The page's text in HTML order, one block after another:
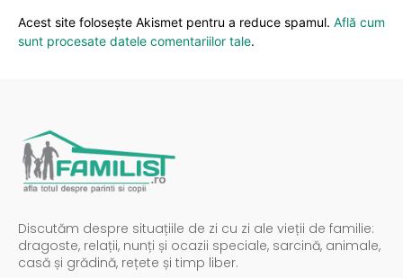
Acest site folosește Akismet pentru a reduce spamul. Află cum
sunt procesate datele comentariilor tale.
Discutăm despre situațiile de zi cu zi ale vieții de familie:
dragoste, relații, nunți și ocazii speciale, sarcină, animale,
casă și grădină, rețete și timp liber.